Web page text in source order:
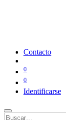
Contacto
0
0
Identificarse